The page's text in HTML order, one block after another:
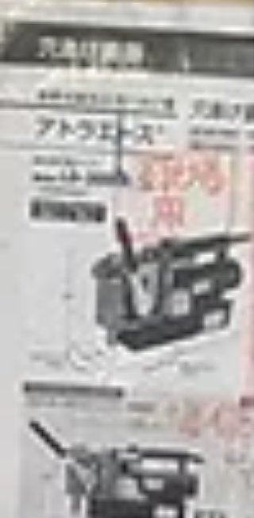
の日はもっと仲良くなれるチャンス！とお互い
様々な質問をしあったり、世間話をしたり。 特
ご近所さんトークや地元トークは大盛り上がり！
和気あいあいとしたアットホームな雰囲気の中、
親睦